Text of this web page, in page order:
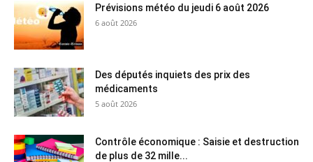
Prévisions météo du jeudi 6 août 2026
6 août 2026
Des députés inquiets des prix des
médicaments
5 août 2026
Contrôle économique : Saisie et destruction
de plus de 32 mille...